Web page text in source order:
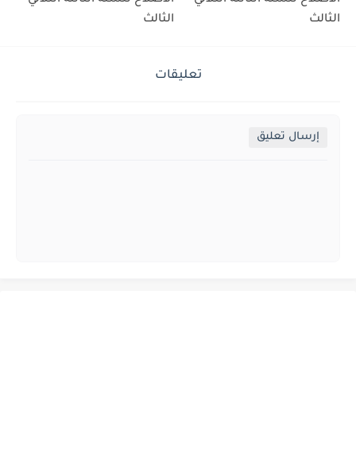
الثالث
الثالث
تعليقات
إرسال تعليق